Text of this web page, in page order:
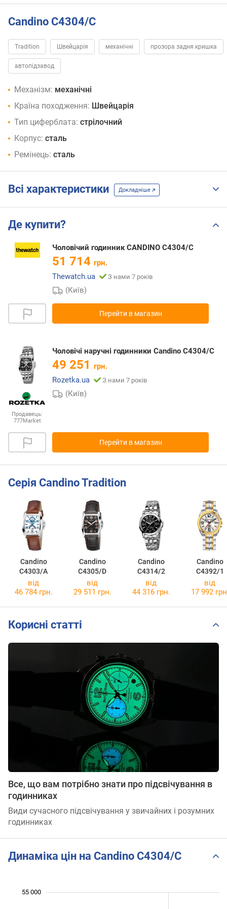
Candino C4304/C
Tradition Швейцарія механічні прозора задня кришка
автопідзавод
Механізм: механічні
Країна походження: Швейцарія
Тип циферблата: стрілочний
Корпус: сталь
Ремінець: сталь
Всі характеристики Докладніше
Де купити?
Чоловічий годинник CANDINO С4304/С
51 714 грн.
Thewatch.ua
З нами 7 років
(Київ)
Перейти в магазин
Продавець:
777Market
Чоловічі наручні годинники Candino С4304/С
49 251 грн.
Rozetka.ua
З нами 7 років
(Київ)
Перейти в магазин
Серія Candino Tradition
Candino
C4303/A
Candino
C4305/D
Candino
C4314/2
Candino
C4392/1
від
46 784 грн.
від
29 511 грн.
від
44 316 грн.
від
17 992
Корисні статті
Все, що вам потрібно знати про підсвічування в
годинниках
Види сучасного підсвічування у звичайних і розумних
годинниках
Динаміка цін на Candino C4304/C
55 000